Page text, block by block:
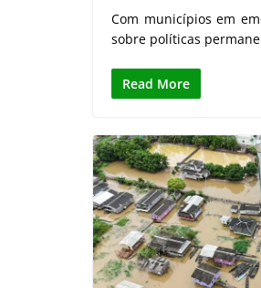
Com municípios em
sobre políticas
Read More